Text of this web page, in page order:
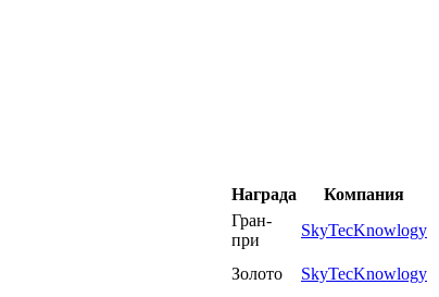
Награда
Компания
Гран-
при
SkyTecKnowlogy
Золото
SkyTecKnowlogy